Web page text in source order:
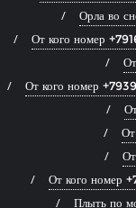
Орла во
От кого номер
От кого номер
От кого номер
Плыть по